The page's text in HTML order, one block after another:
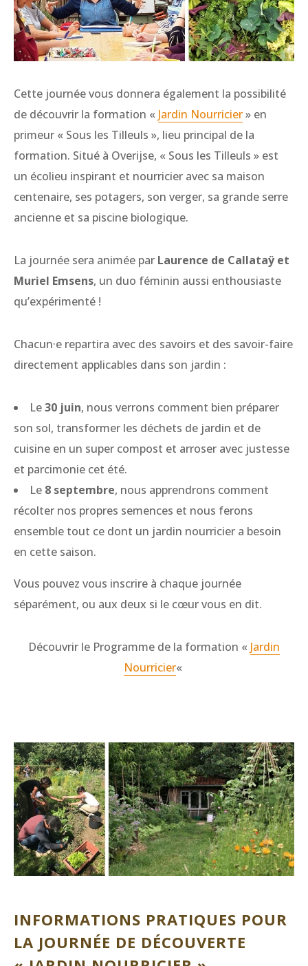
Cette journée vous donnera également la possibilité
de découvrir la formation « Jardin Nourricier» en
primeur « Sous les Tilleuls », lieu principal de la
formation. Situé à Overijse, « Sous les Tilleuls » est
un écolieu inspirant et nourricier avec sa maison
centenaire, ses potagers, son verger, sa grande serre
ancienne et sa piscine biologique.
La journée sera animée par Laurence de Callataÿ et
Muriel Emsens, un duo féminin aussi enthousiaste
qu’expérimenté !
Chacun·e repartira avec des savoirs et des savoir-faire
directement applicables dans son jardin :
Le30 juin, nous verrons comment bien préparer
son sol, transformer les déchets de jardin et de
cuisine en un super compost et arroser avec justesse
et parcimonie cet été.
Le 8 septembre, nous apprendrons comment
récolter nos propres semences et nous ferons
ensemble tout ce dont un jardin nourricier a besoin
en cette saison.
Vous pouvez vous inscrire à chaque journée
séparément, ou aux deux si le cœur vous en dit.
Découvrir le Programme de la formation « Jardin
Nourricier«
INFORMATIONS PRATIQUES POUR
LA JOURNÉE DE DÉCOUVERTE